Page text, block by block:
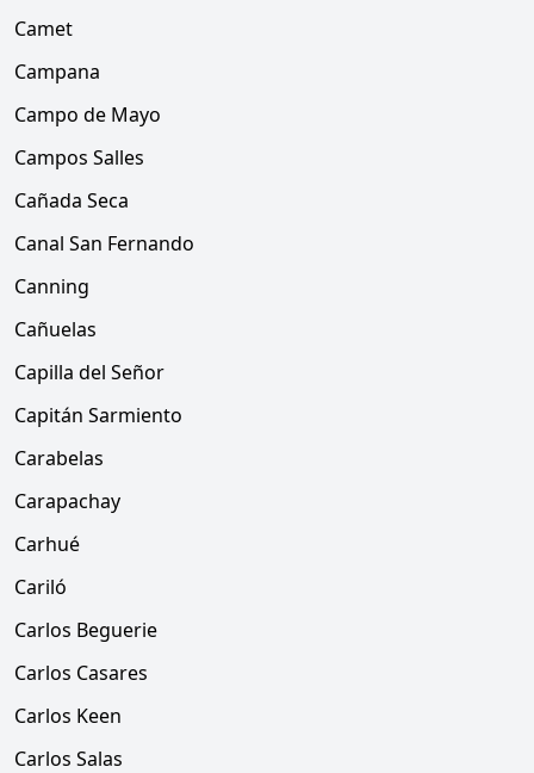
Camet
Campana
Campo de Mayo
Campos Salles
Cañada Seca
Canal San Fernando
Canning
Cañuelas
Capilla del Señor
Capitán Sarmiento
Carabelas
Carapachay
Carhué
Cariló
Carlos Beguerie
Carlos Casares
Carlos Keen
Carlos Salas